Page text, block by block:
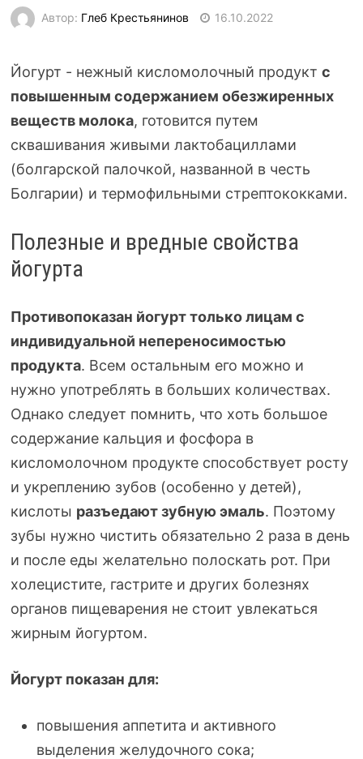
Автор: Глеб Крестьянинов 16.10.2022
Йогурт - нежный кисломолочный продукт с
повышенным содержанием обезжиренных
веществ молока, готовится путем
сквашивания живыми лактобациллами
(болгарской палочкой, названной в честь
Болгарии) и термофильными стрептококками.
Полезные и вредные свойства
йогурта
Противопоказан йогурт только лицам с
индивидуальной непереносимостью
продукта. Всем остальным его можно и
нужно употреблять в больших количествах.
Однако следует помнить, что хоть большое
содержание кальция и фосфора в
кисломолочном продукте способствует росту
и укреплению зубов (особенно у детей),
кислоты разъедают зубную эмаль. Поэтому
зубы нужно чистить обязательно 2 раза в день
и после еды желательно полоскать рот. При
холецистите, гастрите и других болезнях
органов пищеварения не стоит увлекаться
жирным йогуртом.
Йогурт показан для:
повышения аппетита и активного
выделения желудочного сока;